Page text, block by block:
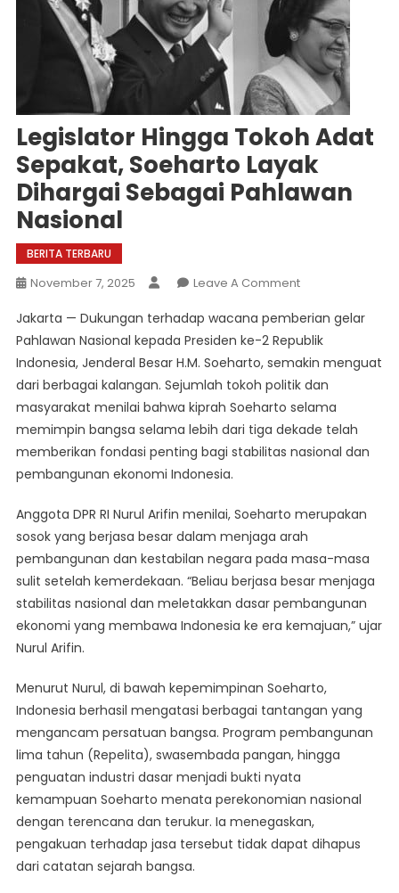
Legislator Hingga Tokoh Adat
Sepakat, Soeharto Layak
Dihargai Sebagai Pahlawan
Nasional
BERITA TERBARU
November 7, 2025 Leave A CommentOn
Hingga
Tokoh
Adat
Sepakat,
Soeharto
Layak
Dihargai
Nasional
Jakarta — Dukungan terhadap wacana pemberian gelar
Pahlawan Nasional kepada Presiden ke-2 Republik
Indonesia, Jenderal Besar H.M. Soeharto, semakin menguat
dari berbagai kalangan. Sejumlah tokoh politik dan
masyarakat menilai bahwa kiprah Soeharto selama
memimpin bangsa selama lebih dari tiga dekade telah
memberikan fondasi penting bagi stabilitas nasional dan
pembangunan ekonomi Indonesia.
Anggota DPR RI Nurul Arifin menilai, Soeharto merupakan
sosok yang berjasa besar dalam menjaga arah
pembangunan dan kestabilan negara pada masa-masa
sulit setelah kemerdekaan. “Beliau berjasa besar menjaga
stabilitas nasional dan meletakkan dasar pembangunan
ekonomi yang membawa Indonesia ke era kemajuan,” ujar
Nurul Arifin.
Menurut Nurul, di bawah kepemimpinan Soeharto,
Indonesia berhasil mengatasi berbagai tantangan yang
mengancam persatuan bangsa. Program pembangunan
lima tahun (Repelita), swasembada pangan, hingga
penguatan industri dasar menjadi bukti nyata
kemampuan Soeharto menata perekonomian nasional
dengan terencana dan terukur. Ia menegaskan,
pengakuan terhadap jasa tersebut tidak dapat dihapus
dari catatan sejarah bangsa.